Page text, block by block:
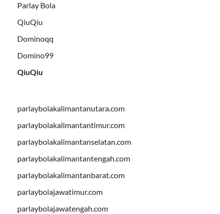
Parlay Bola
QiuQiu
Dominoqq
Domino99
QiuQiu
parlaybolakalimantanutara.com
parlaybolakalimantantimur.com
parlaybolakalimantanselatan.com
parlaybolakalimantantengah.com
parlaybolakalimantanbarat.com
parlaybolajawatimur.com
parlaybolajawatengah.com